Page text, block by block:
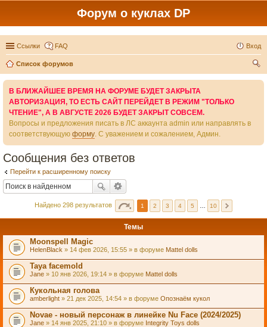
Форум о куклах DP
Ссылки FAQ Вход
Список форумов
В БЛИЖАЙШЕЕ ВРЕМЯ НА ФОРУМЕ БУДЕТ ЗАКРЫТА
АВТОРИЗАЦИЯ, ТО ЕСТЬ САЙТ ПЕРЕЙДЕТ В РЕЖИМ "ТОЛЬКО
ЧТЕНИЕ", А В АВГУСТЕ 2026 БУДЕТ ЗАКРЫТ СОВСЕМ.
Вопросы и предложения писать в ЛС аккаунта admin или направлять в
соответствующую форму. С уважением и сожалением, Админ.
Сообщения без ответов
Перейти к расширенному поиску
Найдено 298 результатов 1 2 3 4 5 10
Темы
Moonspell Magic
HelenBlack » 14 фев 2026, 15:55 » в форуме Mattel dolls
Taya facemold
Jane » 10 янв 2026, 19:14 » в форуме Mattel dolls
Кукольная голова
amberlight » 21 дек 2025, 14:54 » в форуме Опознаём кукол
Novae - новый персонаж в линейке Nu Face (2024/2025)
Jane » 14 янв 2025, 21:10 » в форуме Integrity Toys dolls